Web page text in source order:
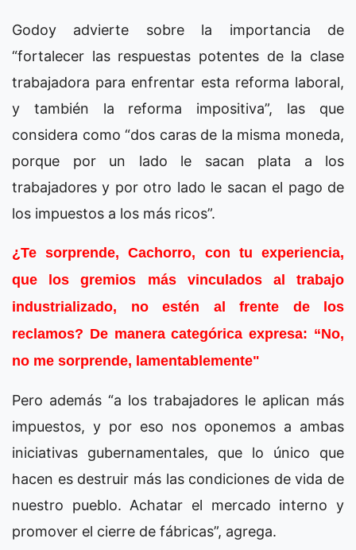
Godoy advierte sobre la importancia de
“fortalecer las respuestas potentes de la clase
trabajadora para enfrentar esta reforma laboral,
y también la reforma impositiva”, las que
considera como “dos caras de la misma moneda,
porque por un lado le sacan plata a los
trabajadores y por otro lado le sacan el pago de
los impuestos a los más ricos”.
¿Te sorprende, Cachorro, con tu experiencia,
que los gremios más vinculados al trabajo
industrializado, no estén al frente de los
reclamos? De manera categórica expresa: “No,
no me sorprende, lamentablemente"
Pero además “a los trabajadores le aplican más
impuestos, y por eso nos oponemos a ambas
iniciativas gubernamentales, que lo único que
hacen es destruir más las condiciones de vida de
nuestro pueblo. Achatar el mercado interno y
promover el cierre de fábricas”, agrega.